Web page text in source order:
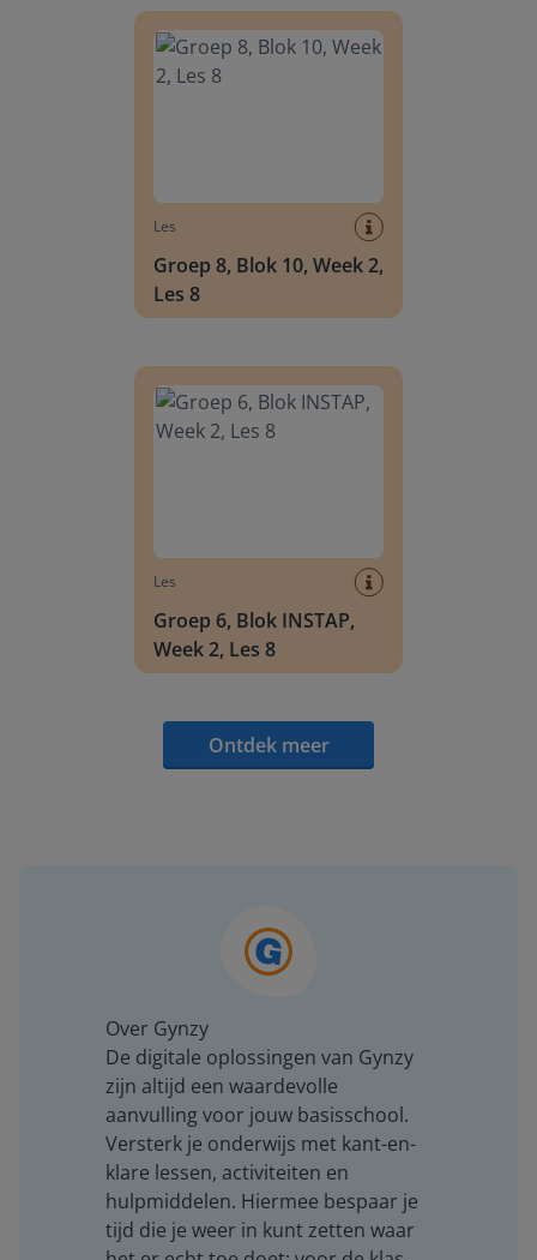
Les
Groep 8, Blok 10, Week 2,
Les 8
Les
Groep 6, Blok INSTAP,
Week 2, Les 8
Ontdek meer
Over Gynzy
De digitale oplossingen van Gynzy
zijn altijd een waardevolle
aanvulling voor jouw basisschool.
Versterk je onderwijs met kant-en-
klare lessen, activiteiten en
hulpmiddelen. Hiermee bespaar je
tijd die je weer in kunt zetten waar